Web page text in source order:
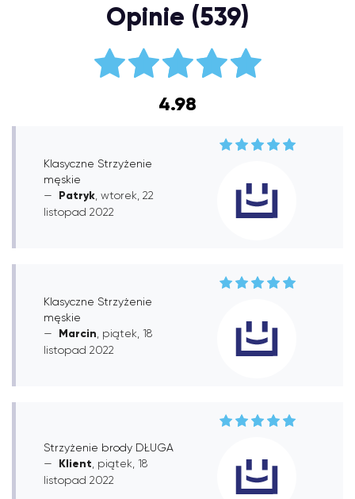
Opinie (539)
4.98
Klasyczne Strzyżenie
męskie
Patryk , wtorek, 22
listopad 2022
Klasyczne Strzyżenie
męskie
Marcin , piątek, 18
listopad 2022
Strzyżenie brody DŁUGA
Klient , piątek, 18
listopad 2022